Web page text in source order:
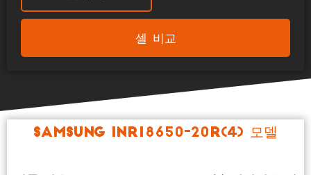
셀 비교
Samsung INR18650-20R(4) 모델